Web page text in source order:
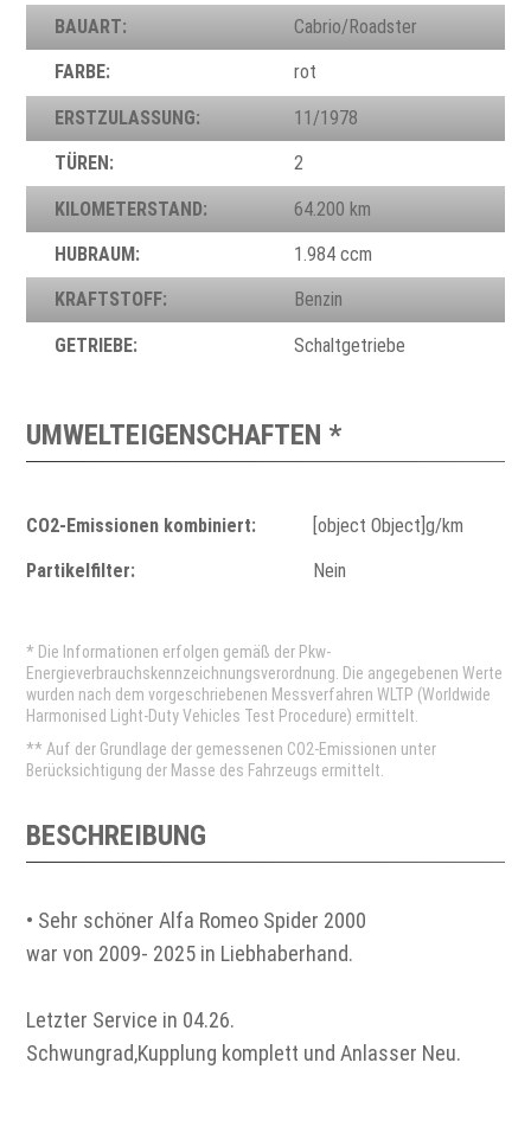
BAUART: Cabrio/Roadster
FARBE: rot
ERSTZULASSUNG: 11/1978
TÜREN: 2
KILOMETERSTAND: 64.200 km
HUBRAUM: 1.984 ccm
KRAFTSTOFF: Benzin
GETRIEBE: Schaltgetriebe
UMWELTEIGENSCHAFTEN *
CO2-Emissionen kombiniert: [object Object]g/km
Partikelfilter: Nein
* Die Informationen erfolgen gemäß der Pkw-
Energieverbrauchskennzeichnungsverordnung. Die angegebenen Werte
wurden nach dem vorgeschriebenen Messverfahren WLTP (Worldwide
Harmonised Light-Duty Vehicles Test Procedure) ermittelt.
** Auf der Grundlage der gemessenen CO2-Emissionen unter
Berücksichtigung der Masse des Fahrzeugs ermittelt.
BESCHREIBUNG
• Sehr schöner Alfa Romeo Spider 2000
war von 2009- 2025 in Liebhaberhand.
Letzter Service in 04.26.
Schwungrad,Kupplung komplett und Anlasser Neu.